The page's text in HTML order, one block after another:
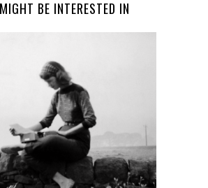
BE INTERESTED IN